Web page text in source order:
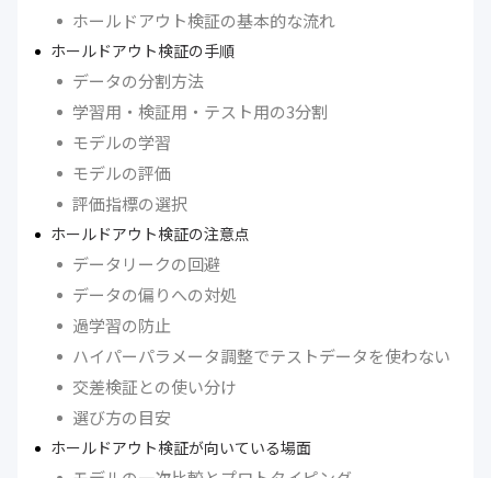
ホールドアウト検証の基本的な流れ
ホールドアウト検証の手順
データの分割方法
学習用・検証用・テスト用の3分割
モデルの学習
モデルの評価
評価指標の選択
ホールドアウト検証の注意点
データリークの回避
データの偏りへの対処
過学習の防止
ハイパーパラメータ調整でテストデータを使わない
交差検証との使い分け
選び方の目安
ホールドアウト検証が向いている場面